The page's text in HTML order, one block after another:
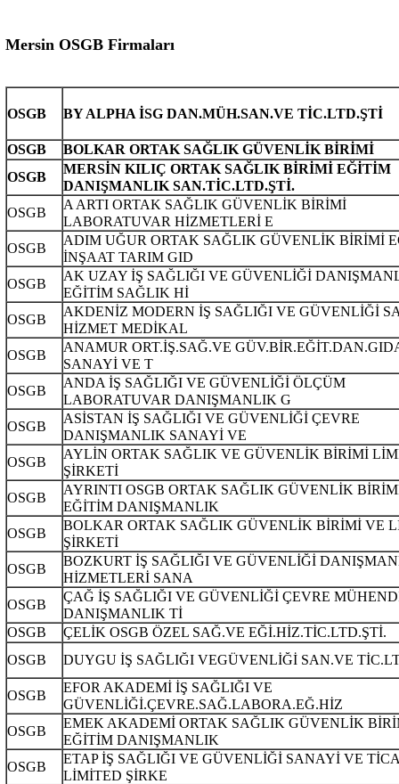
Mersin OSGB Firmaları
OSGB BY ALPHA İSG DAN.MÜH.SAN.VE TİC.LTD.ŞTİ
OSGB
BOLKAR ORTAK SAĞLIK GÜVENLİK BİRİMİ
OSGB
MERSİN KILIÇ ORTAK SAĞLIK BİRİMİ EĞİTİM
DANIŞMANLIK SAN.TİC.LTD.ŞTİ.
OSGB
A ARTI ORTAK SAĞLIK GÜVENLİK BİRİMİ
LABORATUVAR HİZMETLERİ E
OSGB
ADIM UĞUR ORTAK SAĞLIK GÜVENLİK BİRİMİ
İNŞAAT TARIM GID
OSGB
AK UZAY İŞ SAĞLIĞI VE GÜVENLİĞİ
EĞİTİM SAĞLIK Hİ
OSGB
AKDENİZ MODERN İŞ SAĞLIĞI VE GÜVENLİĞİ
HİZMET MEDİKAL
OSGB
ANAMUR ORT.İŞ.SAĞ.VE
SANAYİ VE T
OSGB
ANDA İŞ SAĞLIĞI VE GÜVENLİĞİ ÖLÇÜM
LABORATUVAR DANIŞMANLIK G
OSGB
ASİSTAN İŞ SAĞLIĞI VE GÜVENLİĞİ ÇEVRE
DANIŞMANLIK SANAYİ VE
OSGB
AYLİN ORTAK SAĞLIK VE GÜVENLİK BİRİMİ
ŞİRKETİ
OSGB
AYRINTI OSGB ORTAK SAĞLIK GÜVENLİK
EĞİTİM DANIŞMANLIK
OSGB
BOLKAR ORTAK SAĞLIK GÜVENLİK BİRİMİ VE
ŞİRKETİ
OSGB
BOZKURT İŞ SAĞLIĞI VE GÜVENLİĞİ
HİZMETLERİ SANA
OSGB
ÇAĞ İŞ SAĞLIĞI VE GÜVENLİĞİ ÇEVRE
DANIŞMANLIK Tİ
OSGB
ÇELİK OSGB ÖZEL SAĞ.VE EĞİ.HİZ.TİC.LTD.ŞTİ.
OSGB
DUYGU İŞ SAĞLIĞI VEGÜVENLİĞİ SAN.VE
OSGB
EFOR AKADEMİ İŞ SAĞLIĞI VE
GÜVENLİĞİ.ÇEVRE.SAĞ.LABORA.EĞ.HİZ
OSGB
EMEK AKADEMİ ORTAK SAĞLIK GÜVENLİK
EĞİTİM DANIŞMANLIK
OSGB
ETAP İŞ SAĞLIĞI VE GÜVENLİĞİ SANAYİ VE
LİMİTED ŞİRKE